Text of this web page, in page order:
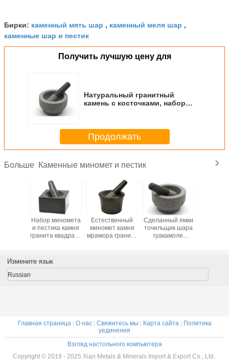
Бирки: каменный мять шар , каменный меля шар ,
каменные шар и пестик
Получить лучшую цену для
Натуральный гранитный
камень с косточками, набор
гуакамоле
Продолжать
Больше Каменные миномет и пестик
Набор миномета
и пестика камня
гранита квадрата
кухни
Естественный
миномет камня
мрамора гранита
Сделанный ямки
точильщик шара
гуакамоле
поверхностного
гранита
Измените язык
Russian
Главная страница| О нас| Свяжитесь мы Карта сайта|
Политика
уединения
Взгляд настольного компьютера
Copyright © 2019 - 2025 Xian Metals & Minerals Import & Export Co., Ltd..